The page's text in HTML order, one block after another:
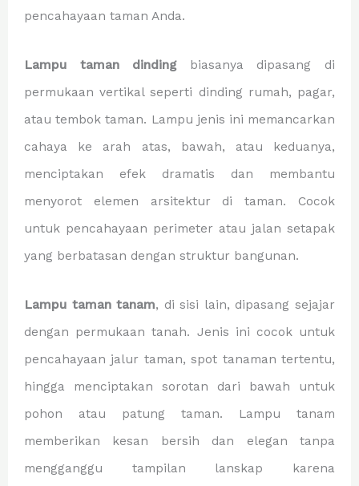
pencahayaan taman Anda.
Lampu taman dindingbiasanya dipasang di
permukaan vertikal seperti dinding rumah, pagar,
atau tembok taman. Lampu jenis ini memancarkan
cahaya ke arah atas, bawah, atau keduanya,
menciptakan efek dramatis dan membantu
menyorot elemen arsitektur di taman. Cocok
untuk pencahayaan perimeter atau jalan setapak
yang berbatasan dengan struktur bangunan.
Lampu taman tanam, di sisi lain, dipasang sejajar
dengan permukaan tanah. Jenis ini cocok untuk
pencahayaan jalur taman, spot tanaman tertentu,
hingga menciptakan sorotan dari bawah untuk
pohon atau patung taman. Lampu tanam
memberikan kesan bersih dan elegan tanpa
mengganggu tampilan lanskap karena